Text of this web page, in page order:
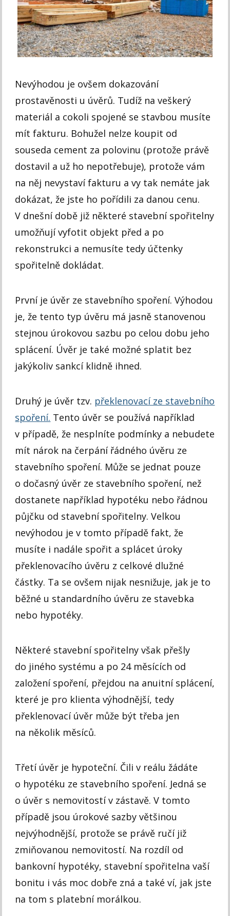
Nevýhodou je ovšem dokazování
prostavěnosti u úvěrů. Tudíž na veškerý
materiál a cokoli spojené se stavbou musíte
mít fakturu. Bohužel nelze koupit od
souseda cement za polovinu (protože právě
dostavil a už ho nepotřebuje), protože vám
na něj nevystaví fakturu a vy tak nemáte jak
dokázat, že jste ho pořídili za danou cenu.
V dnešní době již některé stavební spořitelny
umožňují vyfotit objekt před a po
rekonstrukci a nemusíte tedy účtenky
spořitelně dokládat.
První je úvěr ze stavebního spoření. Výhodou
je, že tento typ úvěru má jasně stanovenou
stejnou úrokovou sazbu po celou dobu jeho
splácení. Úvěr je také možné splatit bez
jakýkoliv sankcí klidně ihned.
Druhý je úvěr tzv. překlenovací ze stavebního
spoření. Tento úvěr se používá například
v případě, že nesplníte podmínky a nebudete
mít nárok na čerpání řádného úvěru ze
stavebního spoření. Může se jednat pouze
o dočasný úvěr ze stavebního spoření, než
dostanete například hypotéku nebo řádnou
půjčku od stavební spořitelny. Velkou
nevýhodou je v tomto případě fakt, že
musíte i nadále spořit a splácet úroky
překlenovacího úvěru z celkové dlužné
částky. Ta se ovšem nijak nesnižuje, jak je to
běžné u standardního úvěru ze stavebka
nebo hypotéky.
Některé stavební spořitelny však přešly
do jiného systému a po 24 měsících od
založení spoření, přejdou na anuitní splácení,
které je pro klienta výhodnější, tedy
překlenovací úvěr může být třeba jen
na několik měsíců.
Třetí úvěr je hypoteční. Čili v reálu žádáte
o hypotéku ze stavebního spoření. Jedná se
o úvěr s nemovitostí v zástavě. V tomto
případě jsou úrokové sazby většinou
nejvýhodnější, protože se právě ručí již
zmiňovanou nemovitostí. Na rozdíl od
bankovní hypotéky, stavební spořitelna vaší
bonitu i vás moc dobře zná a také ví, jak jste
na tom s platební morálkou.